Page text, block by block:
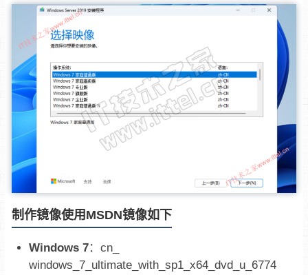
制作镜像使用MSDN镜像如下
Windows 7：cn_
windows_7_ultimate_with_sp1_x64_dvd_u_6774